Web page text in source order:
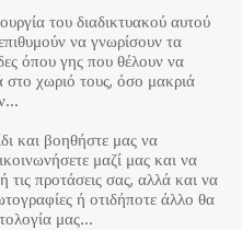
του διαδικτυακού αυτού
να γνωρίσουν τα
όπου γης που θέλουν να
στο χωριό τους, όσο μακριά
και βοηθήστε μας να
μαζί μας και να
τις προτάσεις σας, αλλά και να
ή οτιδήποτε άλλο θα
μας…